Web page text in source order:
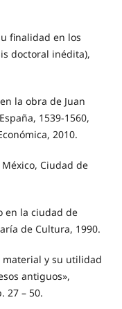
finalidad en los
doctoral inédita),
la obra de Juan
1539-1560,
2010.
Ciudad de
en la ciudad de
de Cultura, 1990.
material y su utilidad
antiguos»,
27 – 50.